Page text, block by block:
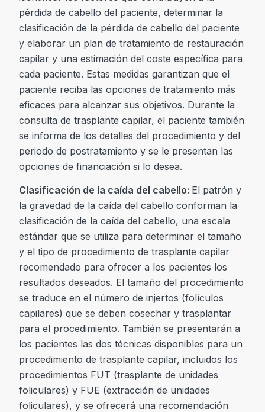
pérdida de cabello del paciente, determinar la
clasificación de la pérdida de cabello del paciente
y elaborar un plan de tratamiento de restauración
capilar y una estimación del coste específica para
cada paciente. Estas medidas garantizan que el
paciente reciba las opciones de tratamiento más
eficaces para alcanzar sus objetivos. Durante la
consulta de trasplante capilar, el paciente también
se informa de los detalles del procedimiento y del
periodo de postratamiento y se le presentan las
opciones de financiación si lo desea.
Clasificación de la caída del cabello: El patrón y
la gravedad de la caída del cabello conforman la
clasificación de la caída del cabello, una escala
estándar que se utiliza para determinar el tamaño
y el tipo de procedimiento de trasplante capilar
recomendado para ofrecer a los pacientes los
resultados deseados. El tamaño del procedimiento
se traduce en el número de injertos (folículos
capilares) que se deben cosechar y trasplantar
para el procedimiento. También se presentarán a
los pacientes las dos técnicas disponibles para un
procedimiento de trasplante capilar, incluidos los
procedimientos FUT (trasplante de unidades
foliculares) y FUE (extracción de unidades
foliculares), y se ofrecerá una recomendación